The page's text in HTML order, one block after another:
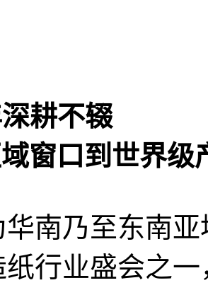
耕不辍
口到世界级
乃至东南亚
行业盛会之一